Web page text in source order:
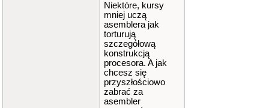
Niektóre, kursy
mniej uczą
asemblera jak
torturują
szczegółową
konstrukcją
procesora. A jak
chcesz się
przyszłościowo
zabrać za
asembler